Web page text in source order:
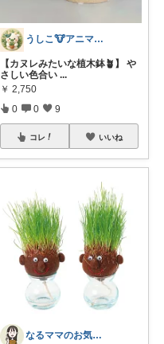
うしこ🐮アニマル&植物大好き🪴
【カヌレみたいな植木鉢🪴】 や
さしい色合い ...
￥ 2,750
0 0 9
コレ いいね
なるママのお気に入りROOM🌙✴︎.°